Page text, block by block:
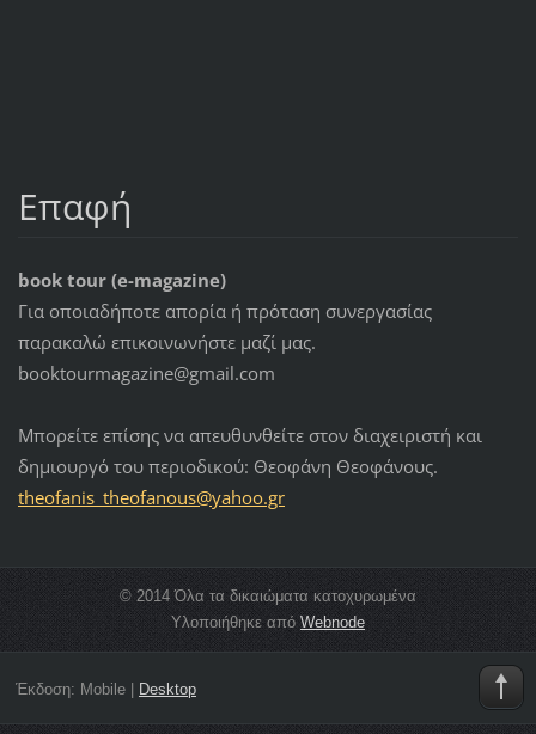
Επαφή
book tour (e-magazine)
Για οποιαδήποτε απορία ή πρόταση συνεργασίας
παρακαλώ επικοινωνήστε μαζί μας.
booktourmagazine@gmail.com
Μπορείτε επίσης να απευθυνθείτε στον διαχειριστή και
δημιουργό του περιοδικού: Θεοφάνη Θεοφάνους.
theofanis_theofanous@yahoo.gr
© 2014 Όλα τα δικαιώματα κατοχυρωμένα
Υλοποιήθηκε από Webnode
Έκδοση: Mobile| Desktop